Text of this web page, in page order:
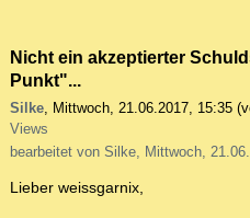
Nicht ein akzeptierter
Punkt"...
Silke, Mittwoch, 21.06.2017, 15:35
Views
bearbeitet von Silke, Mittwoch,
Lieber weissgarnix,